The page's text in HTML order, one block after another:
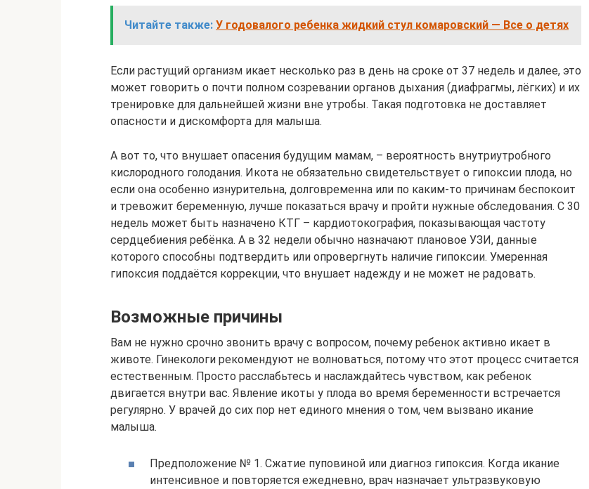
Читайте также: У годовалого ребенка жидкий стул комаровский — Все о детях
Если растущий организм икает несколько раз в день на сроке от 37 недель и далее, это
может говорить о почти полном созревании органов дыхания (диафрагмы, лёгких) и их
тренировке для дальнейшей жизни вне утробы. Такая подготовка не доставляет
опасности и дискомфорта для малыша.
А вот то, что внушает опасения будущим мамам, – вероятность внутриутробного
кислородного голодания. Икота не обязательно свидетельствует о гипоксии плода, но
если она особенно изнурительна, долговременна или по каким-то причинам беспокоит
и тревожит беременную, лучше показаться врачу и пройти нужные обследования. С 30
недель может быть назначено КТГ – кардиотокография, показывающая частоту
сердцебиения ребёнка. А в 32 недели обычно назначают плановое УЗИ, данные
которого способны подтвердить или опровергнуть наличие гипоксии. Умеренная
гипоксия поддаётся коррекции, что внушает надежду и не может не радовать.
Возможные причины
Вам не нужно срочно звонить врачу с вопросом, почему ребенок активно икает в
животе. Гинекологи рекомендуют не волноваться, потому что этот процесс считается
естественным. Просто расслабьтесь и наслаждайтесь чувством, как ребенок
двигается внутри вас. Явление икоты у плода во время беременности встречается
регулярно. У врачей до сих пор нет единого мнения о том, чем вызвано икание
малыша.
Предположение № 1. Сжатие пуповиной или диагноз гипоксия. Когда икание
интенсивное и повторяется ежедневно, врач назначает ультразвуковую